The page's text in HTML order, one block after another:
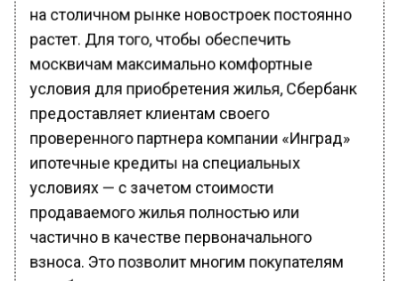
на столичном рынке новостроек постоянно
растет. Для того, чтобы обеспечить
москвичам максимально комфортные
условия для приобретения жилья, Сбербанк
предоставляет клиентам своего
проверенного партнера компании «Инград»
ипотечные кредиты на специальных
условиях — с зачетом стоимости
продаваемого жилья полностью или
частично в качестве первоначального
взноса. Это позволит многим покупателям